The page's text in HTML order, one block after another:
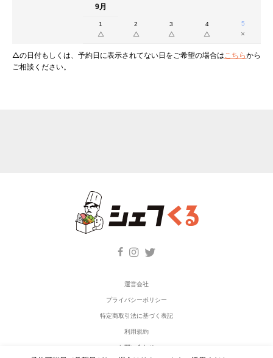
9月
1 2 3 4 5
△の日付もしくは、予約日に表示されてない日をご希望の場合は こちらから
ご相談ください。
運営会社
プライバシーポリシー
特定商取引法に基づく表記
利用規約
お問い合わせ